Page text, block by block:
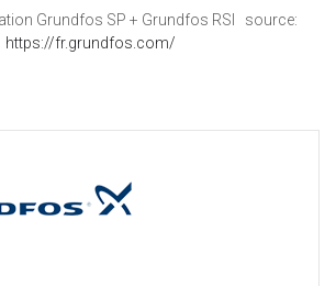
Grundfos SP + Grundfos RSI source:
https://fr.grundfos.com/